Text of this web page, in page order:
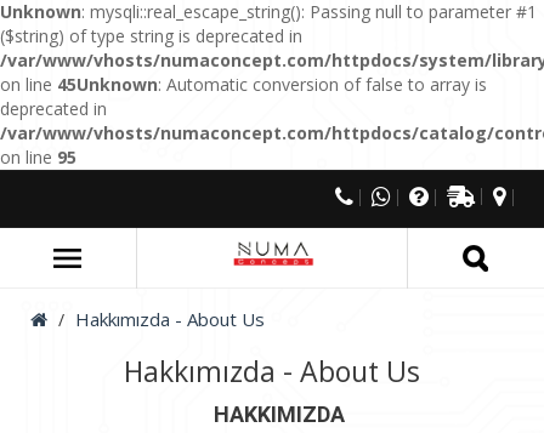
Unknown: mysqli::real_escape_string(): Passing null to parameter #1
($string) of type string is deprecated in
/var/www/vhosts/numaconcept.com/httpdocs/system/
on line 45Unknown: Automatic conversion of false to array is
deprecated in
/var/www/vhosts/numaconcept.com/httpdocs/catalog/
on line 95
Hakkımızda - About Us
Hakkımızda - About Us
HAKKIMIZDA